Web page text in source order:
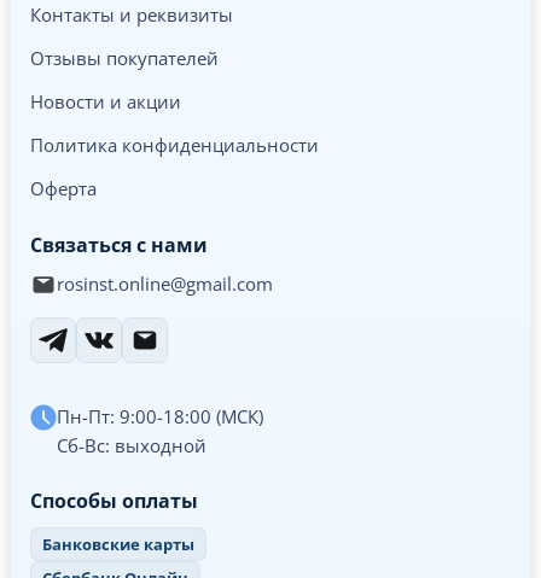
Контакты и реквизиты
Отзывы покупателей
Новости и акции
Политика конфиденциальности
Оферта
Связаться с нами
rosinst.online@gmail.com
Пн-Пт: 9:00-18:00 (МСК)
Сб-Вс: выходной
Способы оплаты
Банковские карты